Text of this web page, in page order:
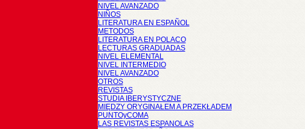
NIVEL AVANZADO
NIÑOS
LITERATURA EN ESPAÑOL
METODOS
LITERATURA EN POLACO
LECTURAS GRADUADAS
NIVEL ELEMENTAL
NIVEL INTERMEDIO
NIVEL AVANZADO
OTROS
REVISTAS
STUDIA IBERYSTYCZNE
MIĘDZY ORYGINAŁEM A PRZEKŁADEM
PUNTOyCOMA
LAS REVISTAS ESPANOLAS